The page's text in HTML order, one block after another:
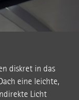
diskret in das
eine leichte,
Licht